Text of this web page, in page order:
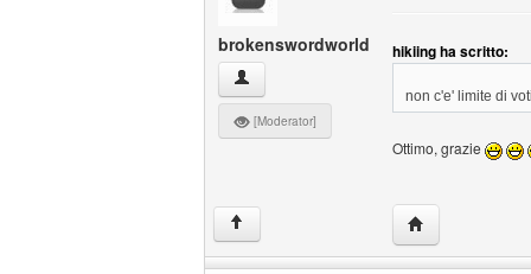
brokenswordworld
brokenswordworld Profilo
[Moderator]
hikiing ha scritto:
non c'e' limite di
Ottimo, grazie
↑ HomePage: